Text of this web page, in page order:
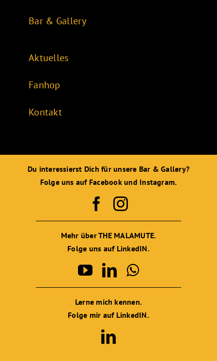
Bar & Gallery
Aktuelles
Fanhop
Kontakt
Du interessierst Dich für unsere Bar & Gallery?
Folge uns auf Facebook und Instagram.
Mehr über THE MALAMUTE.
Folge uns auf LinkedIN.
Lerne mich kennen.
Folge mir auf LinkedIN.